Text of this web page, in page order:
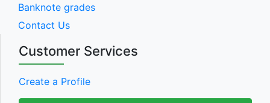
Banknote grades
Contact Us
Customer Services
Create a Profile